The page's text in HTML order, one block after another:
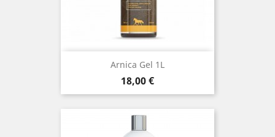
Arnica Gel 1L
Preis
18,00 €